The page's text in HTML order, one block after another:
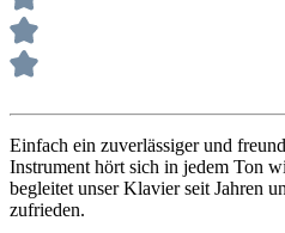
Einfach ein zuverlässiger und
Instrument hört sich in jedem Ton
begleitet unser Klavier seit Jahren
zufrieden.